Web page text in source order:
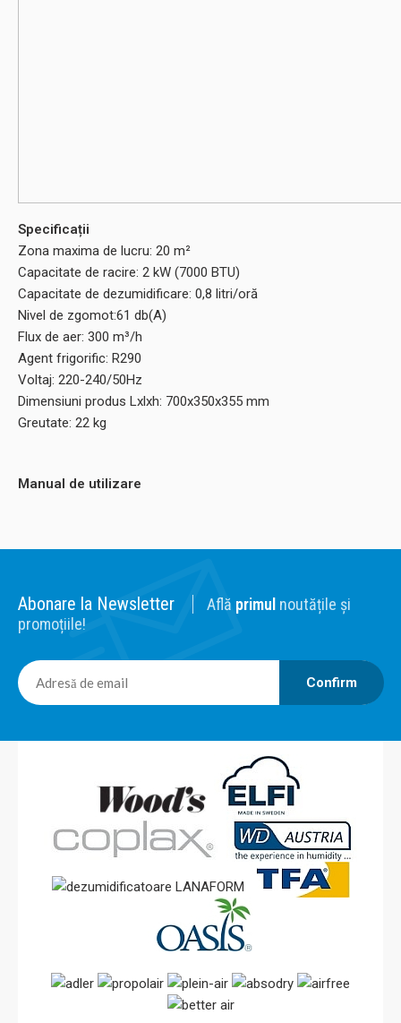
Specificații
Zona maxima de lucru: 20 m²
Capacitate de racire: 2 kW (7000 BTU)
Capacitate de dezumidificare: 0,8 litri/oră
Nivel de zgomot:61 db(A)
Flux de aer: 300 m³/h
Agent frigorific: R290
Voltaj: 220-240/50Hz
Dimensiuni produs Lxlxh: 700x350x355 mm
Greutate: 22 kg
Manual de utilizare
Abonare la Newsletter Află primul noutățile și
promoțiile!
Confirm